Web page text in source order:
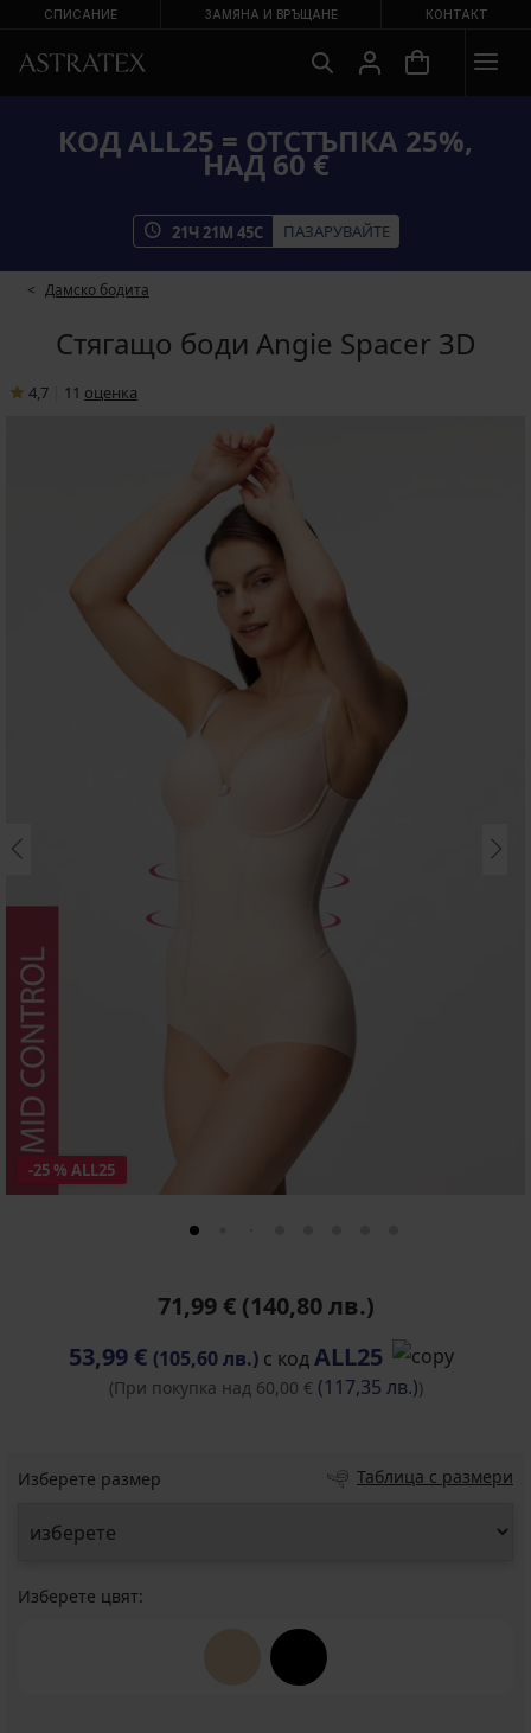
СПИСАНИЕ ЗАМЯНА И ВРЪЩАНЕ КОНТАКТ
КОД ALL25 = ОТСТЪПКА 25%,
НАД 60 €
21Ч 21М 44С ПАЗАРУВАЙТЕ
Дамско бодита
Стягащо боди Angie Spacer 3D
4,7 11 oценка
-25 % ALL25
71,99 € (140,80 лв.)
53,99 € (105,60 лв.)с кодALL25
(При покупка над 60,00 € (117,35 лв.))
Изберете размер Таблица с размери
Изберете цвят: